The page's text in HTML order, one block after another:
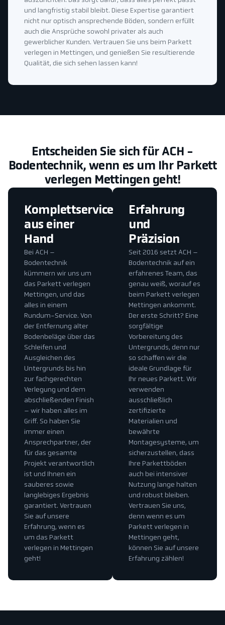
und langfristig stabil bleibt. Diese Expertise garantiert
nicht nur optisch ansprechende Böden, sondern erfüllt
auch die Ansprüche sowohl privater als auch
gewerblicher Kunden. Vertrauen Sie uns beim Parkett
verlegen in Mettingen, und genießen Sie resultierende
Qualität, die sich sehen lassen kann!
Entscheiden Sie sich für ACH -
Bodentechnik, wenn es um Ihr Parkett
verlegen Mettingen geht!
Erfahrung
und
Präzision
Seit 2016 setzt ACH –
Bodentechnik auf ein
erfahrenes Team, das
genau weiß, worauf es
beim Parkett verlegen
Mettingen ankommt.
Der erste Schritt? Eine
sorgfältige
Vorbereitung des
Untergrunds, denn nur
so schaffen wir die
ideale Grundlage für
Ihr neues Parkett. Wir
verwenden
ausschließlich
zertifizierte
Materialien und
bewährte
Montagesysteme, um
sicherzustellen, dass
Ihre Parkettböden
auch bei intensiver
Nutzung lange halten
und robust bleiben.
Vertrauen Sie uns,
denn wenn es um
Parkett verlegen in
Mettingen geht,
können Sie auf unsere
Erfahrung zählen!
Komplettservice
aus einer
Hand
Bei ACH –
Bodentechnik
kümmern wir uns um
das Parkett verlegen
Mettingen, und das
alles in einem
Rundum-Service. Von
der Entfernung alter
Bodenbeläge über das
Schleifen und
Ausgleichen des
Untergrunds bis hin
zur fachgerechten
Verlegung und dem
abschließenden Finish
– wir haben alles im
Griff. So haben Sie
immer einen
Ansprechpartner, der
für das gesamte
Projekt verantwortlich
ist und Ihnen ein
sauberes sowie
langlebiges Ergebnis
garantiert. Vertrauen
Sie auf unsere
Erfahrung, wenn es
um das Parkett
verlegen in Mettingen
geht!